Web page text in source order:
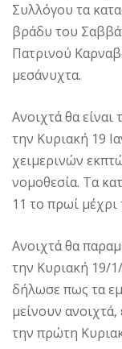
Συλλόγου τα
βράδυ του
Πατρινού
μεσάνυχτα.
Ανοιχτά θα
την Κυριακή 19
χειμερινών
νομοθεσία. Τα
11 το πρωί μέχρι
Ανοιχτά θα
την Κυριακή 19/
δήλωσε πως τα
μείνουν
την πρώτη